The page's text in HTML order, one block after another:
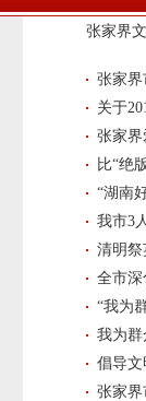
张家界
张家
关于
张家界
比“绝
“湖南
我市3
清明祭
全市
“我为
我为群
倡导
张家界